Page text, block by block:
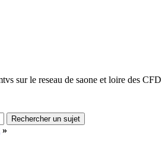
sur le reseau de saone et loire des
»